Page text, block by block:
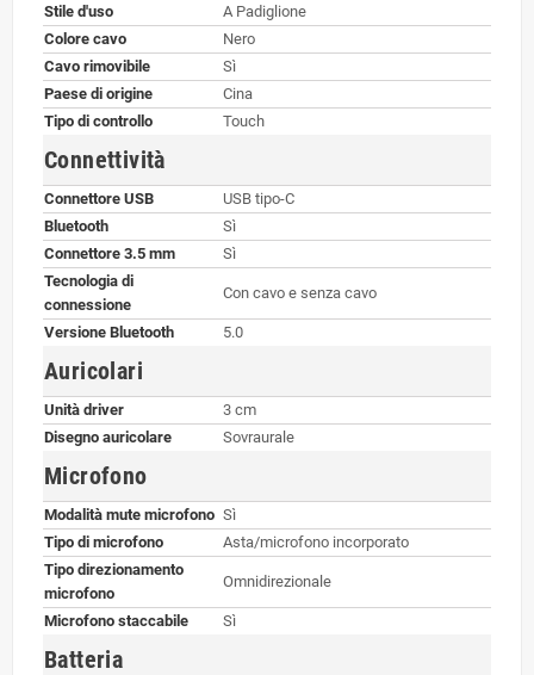
Stile d'uso
A Padiglione
Colore cavo
Nero
Cavo rimovibile
Sì
Paese di origine
Cina
Tipo di controllo
Touch
Connettività
Connettore USB
USB tipo-C
Bluetooth
Sì
Connettore 3.5 mm
Sì
Tecnologia di
connessione
Con cavo e senza cavo
Versione Bluetooth 5.0
Auricolari
Unità driver
3 cm
Disegno auricolare
Sovraurale
Microfono
Modalità mute microfono Sì
Tipo di microfono
Asta/microfono incorporato
Tipo direzionamento
microfono
Omnidirezionale
Microfono staccabile Sì
Batteria